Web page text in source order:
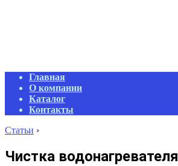
Primary
Navigation
Menu
Главная
О компании
Каталог
Контакты
Статьи ›
Чистка водонагревателя